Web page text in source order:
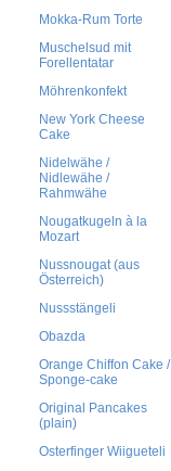
Mokka-Rum Torte
Muschelsud mit
Forellentatar
Möhrenkonfekt
New York Cheese
Cake
Nidelwähe /
Nidlewähe /
Rahmwähe
Nougatkugeln à la
Mozart
Nussnougat (aus
Österreich)
Nussstängeli
Obazda
Orange Chiffon Cake /
Sponge-cake
Original Pancakes
(plain)
Osterfinger Wiigueteli